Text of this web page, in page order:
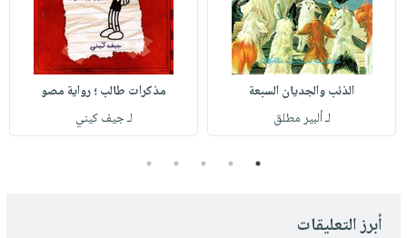
الذئب والجديان السبعة
لـ ألبير مطلق
مذكرات طالب ؛ رواية مصو
لـ جيف كيني
1
2
3
4
5
أبرز التعليقات